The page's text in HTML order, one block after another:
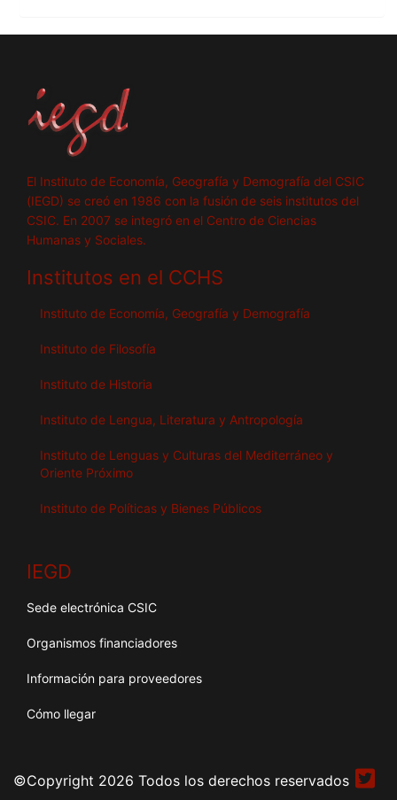
El Instituto de Economía, Geografía y Demografía del CSIC
(IEGD) se creó en 1986 con la fusión de seis institutos del
CSIC. En 2007 se integró en el Centro de Ciencias
Humanas y Sociales.
Institutos en el CCHS
Instituto de Economía, Geografía y Demografía
Instituto de Filosofía
Instituto de Historia
Instituto de Lengua, Literatura y Antropología
Instituto de Lenguas y Culturas del Mediterráneo y
Oriente Próximo
Instituto de Políticas y Bienes Públicos
IEGD
Sede electrónica CSIC
Organismos financiadores
Información para proveedores
Cómo llegar
©Copyright 2026 Todos los derechos reservados